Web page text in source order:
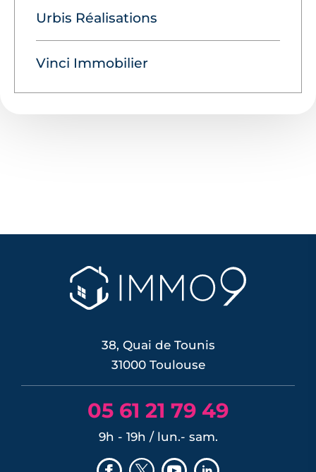
Urbis Réalisations
Vinci Immobilier
38, Quai de Tounis
31000 Toulouse
05 61 21 79 49
9h - 19h / lun.- sam.